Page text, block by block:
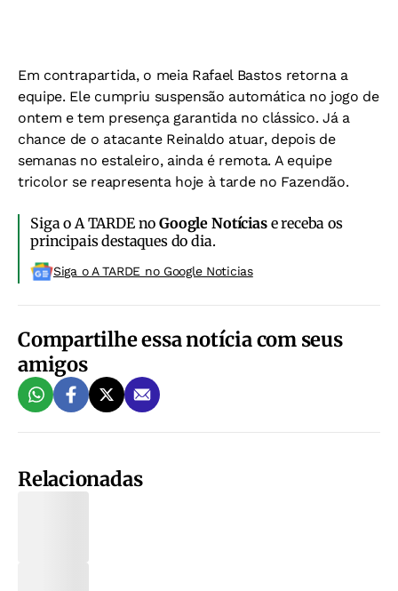
Em contrapartida, o meia Rafael Bastos retorna a
equipe. Ele cumpriu suspensão automática no jogo de
ontem e tem presença garantida no clássico. Já a
chance de o atacante Reinaldo atuar, depois de
semanas no estaleiro, ainda é remota. A equipe
tricolor se reapresenta hoje à tarde no Fazendão.
Siga o A TARDE noGoogle Notíciase receba os
principais destaques do dia.
Siga o A TARDE no Google Noticias
Compartilhe essa notícia com seus
amigos
Relacionadas